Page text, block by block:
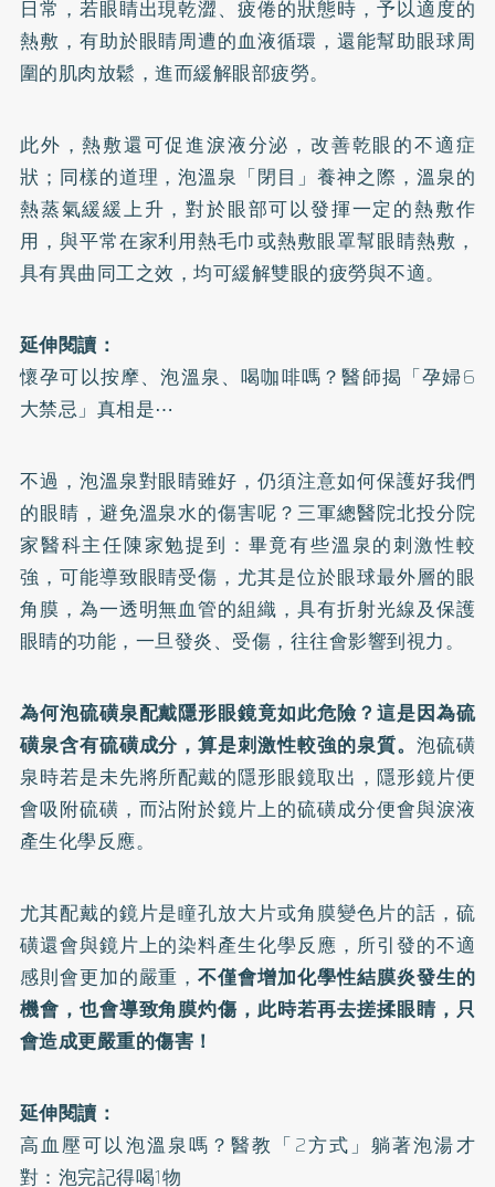
日常，若眼睛出現乾澀、疲倦的狀態時，予以適度的
熱敷，有助於眼睛周遭的血液循環，還能幫助眼球周
圍的肌肉放鬆，進而緩解眼部疲勞。
此外，熱敷還可促進淚液分泌，改善乾眼的不適症
狀；同樣的道理，泡溫泉「閉目」養神之際，溫泉的
熱蒸氣緩緩上升，對於眼部可以發揮一定的熱敷作
用，與平常在家利用熱毛巾或熱敷眼罩幫眼睛熱敷，
具有異曲同工之效，均可緩解雙眼的疲勞與不適。
延伸閱讀：
懷孕可以按摩、泡溫泉、喝咖啡嗎？醫師揭「孕婦6
大禁忌」真相是⋯
不過，泡溫泉對眼睛雖好，仍須注意如何保護好我們
的眼睛，避免溫泉水的傷害呢？三軍總醫院北投分院
家醫科主任陳家勉提到：畢竟有些溫泉的刺激性較
強，可能導致眼睛受傷，尤其是位於眼球最外層的眼
角膜，為一透明無血管的組織，具有折射光線及保護
眼睛的功能，一旦發炎、受傷，往往會影響到視力。
為何泡硫磺泉配戴隱形眼鏡竟如此危險？這是因為硫
磺泉含有硫磺成分，算是刺激性較強的泉質。 泡硫磺
泉時若是未先將所配戴的隱形眼鏡取出，隱形鏡片便
會吸附硫磺，而沾附於鏡片上的硫磺成分便會與淚液
產生化學反應。
尤其配戴的鏡片是瞳孔放大片或角膜變色片的話，硫
磺還會與鏡片上的染料產生化學反應，所引發的不適
感則會更加的嚴重，不僅會增加化學性結膜炎發生的
機會，也會導致角膜灼傷，此時若再去搓揉眼睛，只
會造成更嚴重的傷害！
延伸閱讀：
高血壓可以泡溫泉嗎？醫教「2方式」躺著泡湯才
對：泡完記得喝1物